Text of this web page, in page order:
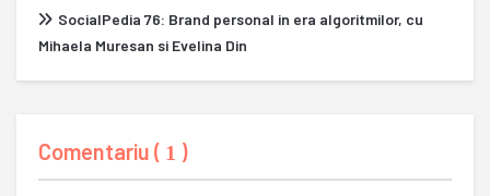
SocialPedia 76: Brand personal in era algoritmilor, cu
Mihaela Muresan si Evelina Din
Comentariu ( 1 )